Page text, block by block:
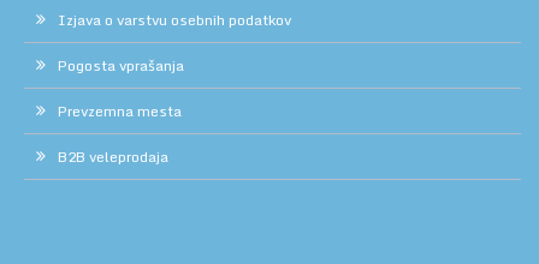
Izjava o varstvu osebnih podatkov
Pogosta vprašanja
Prevzemna mesta
B2B veleprodaja